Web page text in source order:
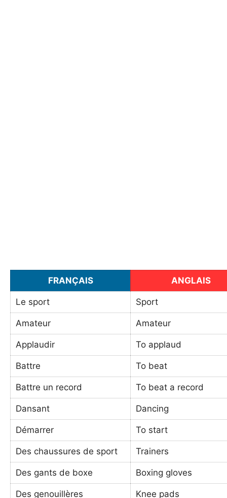
FRANÇAIS ANGLAIS
Le sport Sport
Amateur Amateur
Applaudir To applaud
Battre To beat
Battre un record To beat a record
Dansant Dancing
Démarrer To start
Des chaussures de sport Trainers
Des gants de boxe Boxing gloves
Des genouillères Knee pads